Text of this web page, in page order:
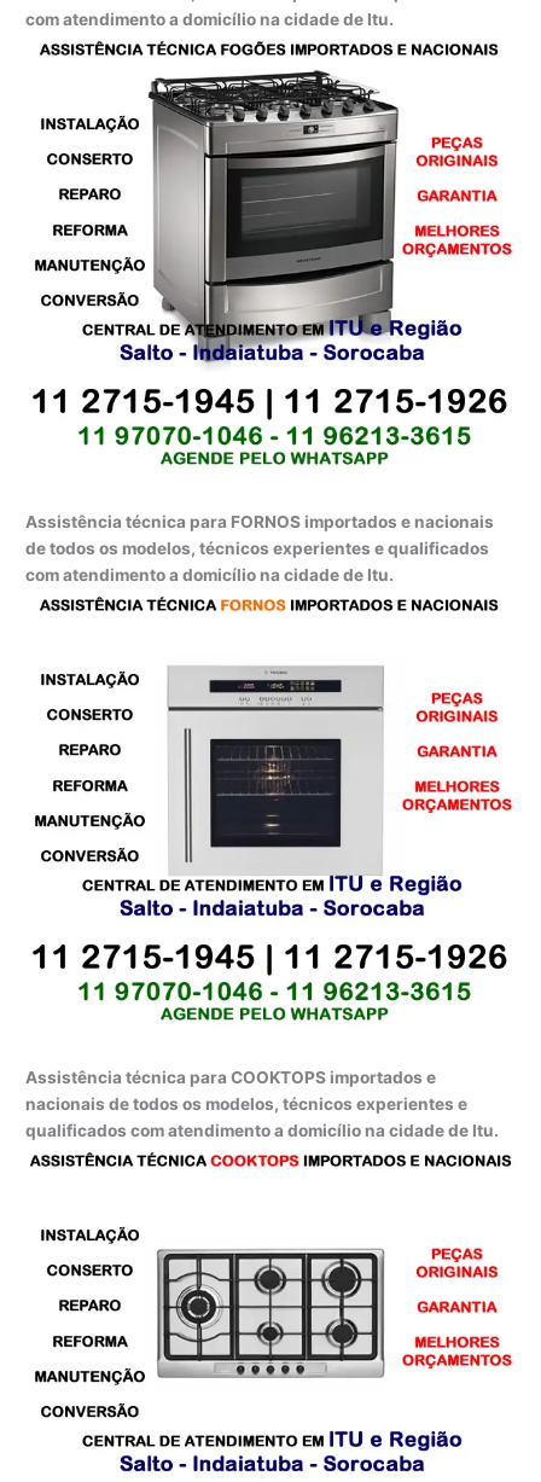
com atendimento a domicílio na cidade de Itu.
Assistência técnica para FORNOS importados e nacionais
de todos os modelos, técnicos experientes e qualificados
com atendimento a domicílio na cidade de Itu.
Assistência técnica para COOKTOPS importados e
nacionais de todos os modelos, técnicos experientes e
qualificados com atendimento a domicílio na cidade de Itu.